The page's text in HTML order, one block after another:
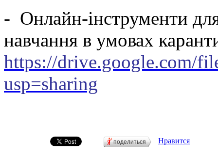
- Онлайн-інструменти для
навчання в умовах
https://drive.google.com/
usp=sharing
поделиться Нравится